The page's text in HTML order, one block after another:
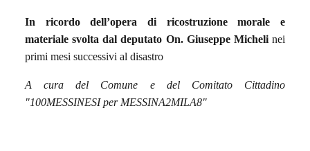
In ricordo dell’opera di ricostruzione morale e
materiale svolta dal deputato On. Giuseppe Michelinei
primi mesi successivi al disastro
A cura del Comune e del Comitato Cittadino
"100MESSINESI per MESSINA2MILA8"